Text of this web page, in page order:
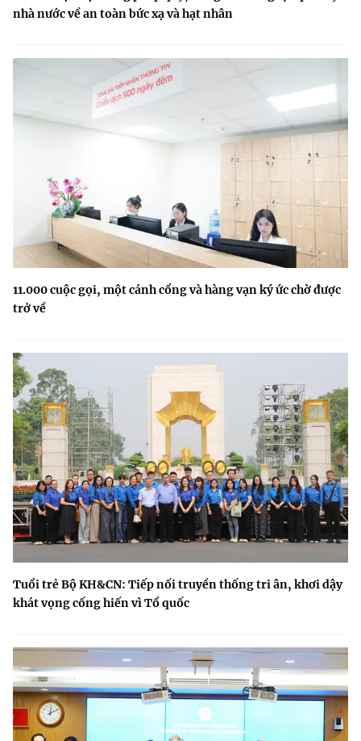
nhà nước về an toàn bức xạ và hạt nhân
11.000 cuộc gọi, một cánh cổng và hàng vạn ký ức chờ được
trở về
Tuổi trẻ Bộ KH&CN: Tiếp nối truyền thống tri ân, khơi dậy
khát vọng cống hiến vì Tổ quốc